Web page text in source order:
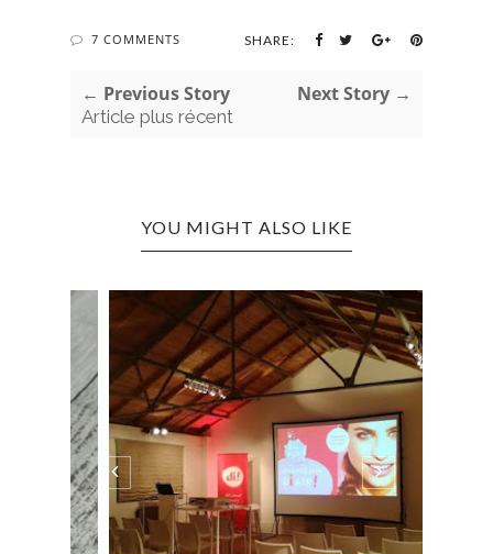
7 COMMENTS SHARE:
← Previous Story
Article plus récent
Next Story →
YOU MIGHT ALSO LIKE